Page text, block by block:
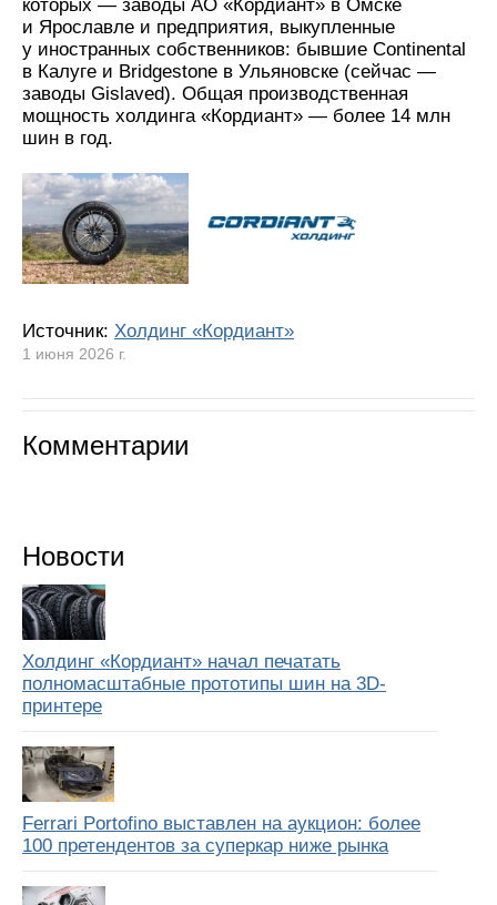
которых — заводы АО «Кордиант» в Омске
и Ярославле и предприятия, выкупленные
у иностранных собственников: бывшие Continental
в Калуге и Bridgestone в Ульяновске (сейчас —
заводы Gislaved). Общая производственная
мощность холдинга «Кордиант» — более 14 млн
шин в год.
Источник: Холдинг «Кордиант»
1 июня 2026 г.
Комментарии
Новости
Холдинг «Кордиант» начал печатать
полномасштабные прототипы шин на 3D-
принтере
Ferrari Portofino выставлен на аукцион: более
100 претендентов за суперкар ниже рынка